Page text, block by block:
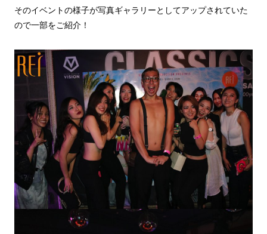
そのイベントの様子が写真ギャラリーとしてアップされていた
ので一部をご紹介！